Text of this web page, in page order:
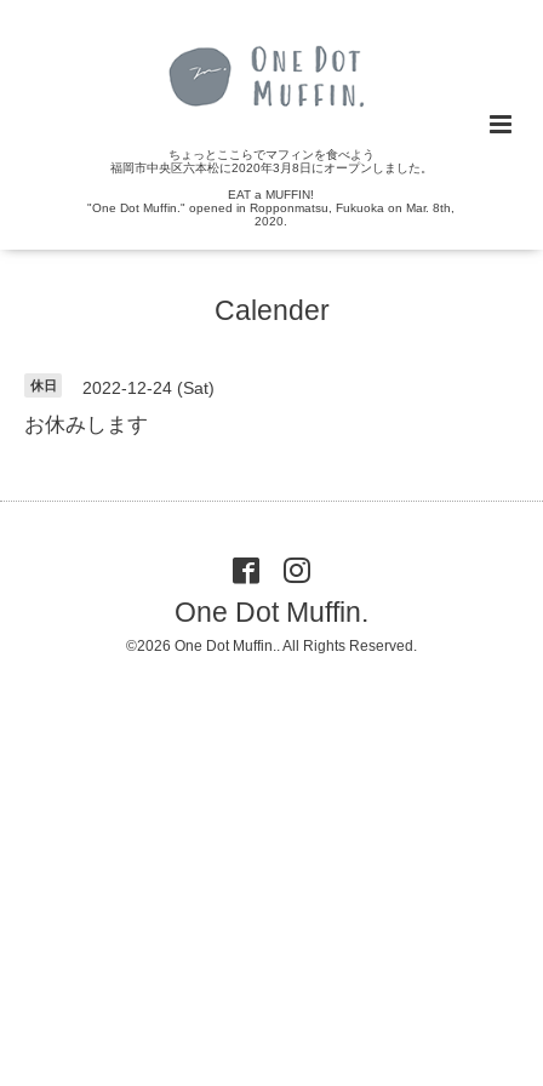
ちょっとここらでマフィンを食べよう
福岡市中央区六本松に2020年3月8日にオープンしました。
EAT a MUFFIN!
"One Dot Muffin." opened in Ropponmatsu, Fukuoka on Mar. 8th,
2020.
Calender
休日 2022-12-24 (Sat)
お休みします
One Dot Muffin.
©2026 One Dot Muffin. . All Rights Reserved.